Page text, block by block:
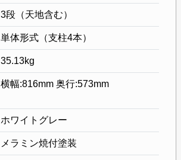
3段（天地含む）
単体形式（支柱4本）
35.13kg
横幅:816mm 奥行:573mm
ホワイトグレー
メラミン焼付塗装